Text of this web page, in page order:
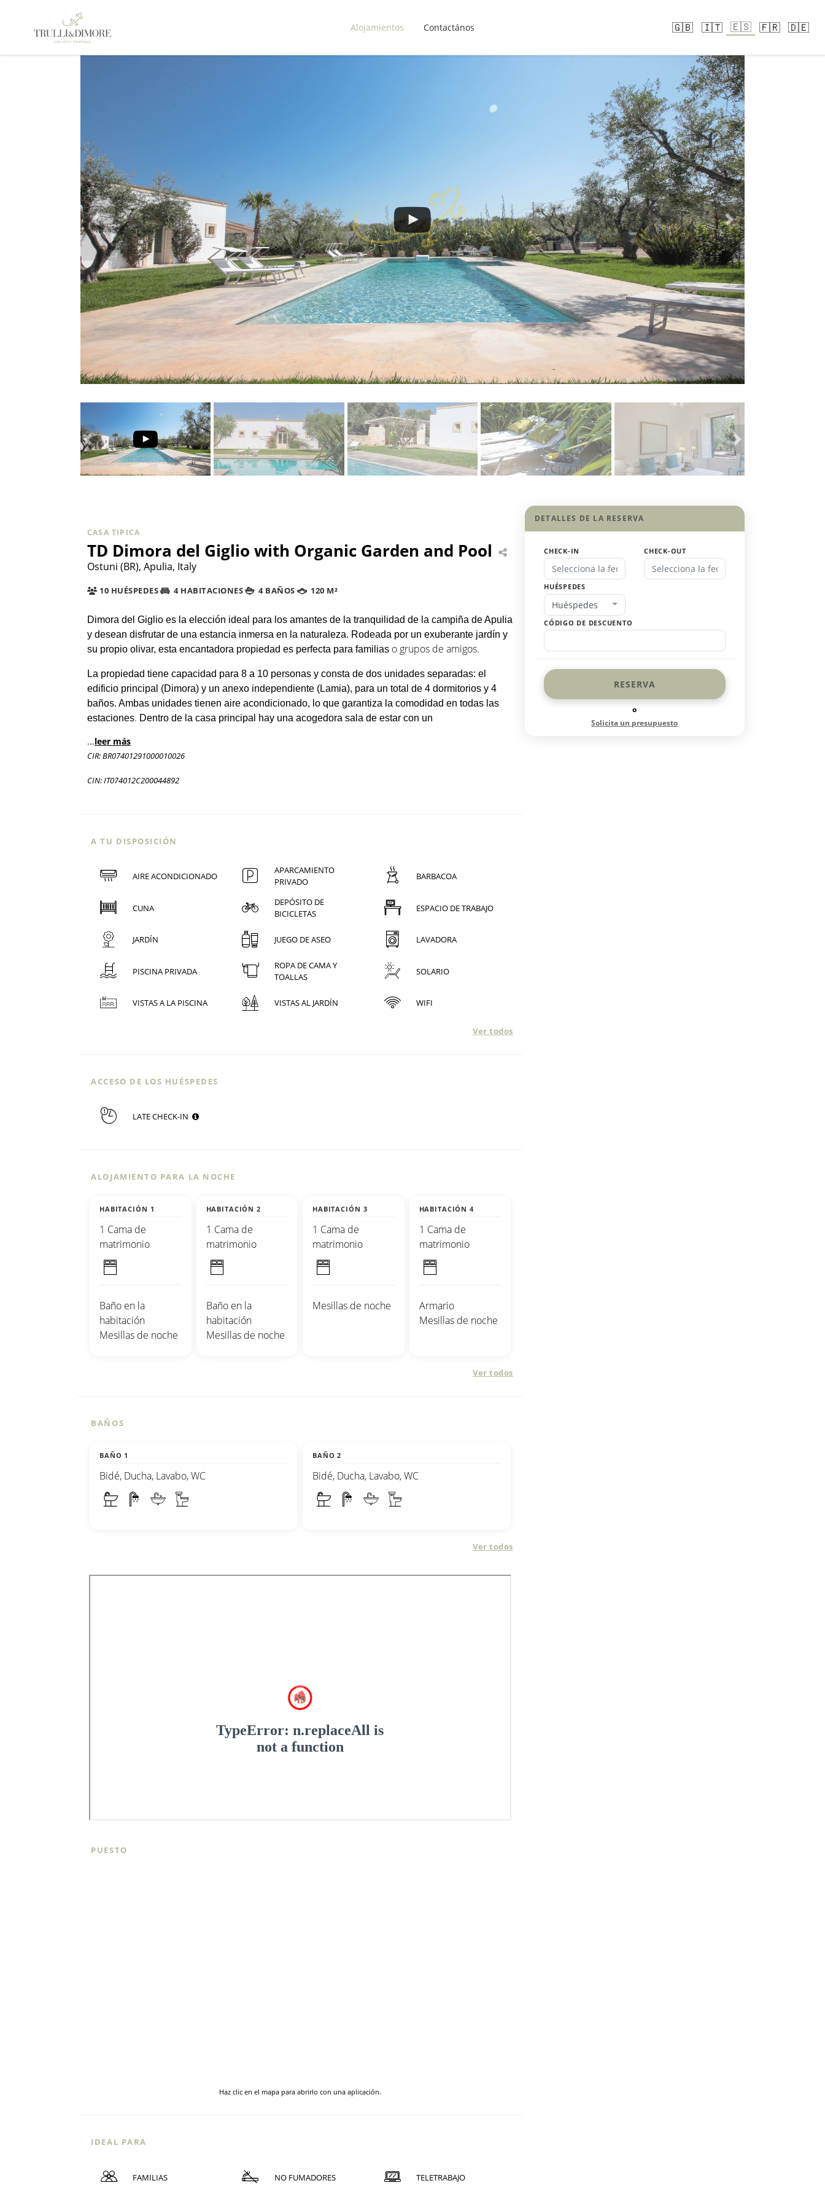
Alojamientos Contactános 🇬🇧 🇮🇹 🇪🇸 🇫🇷 🇩🇪
CASA TIPICA
TD Dimora del Giglio with Organic Garden and Pool
Ostuni (BR), Apulia, Italy
10 HUÉSPEDES 4 HABITACIONES 4 BAÑOS 120 M²
Dimora del Giglio es la elección ideal para los amantes de la tranquilidad de la campiña de Apulia
y desean disfrutar de una estancia inmersa en la naturaleza. Rodeada por un exuberante jardín y
su propio olivar, esta encantadora propiedad es perfecta para familias o grupos de amigos.
La propiedad tiene capacidad para 8 a 10 personas y consta de dos unidades separadas: el
edificio principal (Dimora) y un anexo independiente (Lamia), para un total de 4 dormitorios y 4
baños. Ambas unidades tienen aire acondicionado, lo que garantiza la comodidad en todas las
estaciones. Dentro de la casa principal hay una acogedora sala de estar con un
...leer más
CIR: BR07401291000010026
CIN: IT074012C200044892
A TU DISPOSICIÓN
AIRE ACONDICIONADO
APARCAMIENTO
PRIVADO
BARBACOA
CUNA
DEPÓSITO DE
BICICLETAS
ESPACIO DE TRABAJO
JARDÍN JUEGO DE ASEO LAVADORA
PISCINA PRIVADA
ROPA DE CAMA Y
TOALLAS
SOLARIO
VISTAS A LA PISCINA VISTAS AL JARDÍN WIFI
Ver todos
ACCESO DE LOS HUÉSPEDES
LATE CHECK-IN
ALOJAMIENTO PARA LA NOCHE
HABITACIÓN 1
1 Cama de
matrimonio
Baño en la
habitación
Mesillas de noche
HABITACIÓN 2
1 Cama de
matrimonio
Baño en la
habitación
Mesillas de noche
HABITACIÓN 3
1 Cama de
matrimonio
Mesillas de noche
HABITACIÓN 4
1 Cama de
matrimonio
Armario
Mesillas de noche
Ver todos
BAÑOS
BAÑO 1
Bidé, Ducha, Lavabo, WC
BAÑO 2
Bidé, Ducha, Lavabo, WC
Ver todos
PUESTO
Haz clic en el mapa para abrirlo con una aplicación.
IDEAL PARA
FAMILIAS NO FUMADORES TELETRABAJO
DETALLES DE LA RESERVA
CHECK-IN CHECK-OUT
HUÉSPEDES
Huéspedes
CÓDIGO DE DESCUENTO
RESERVA
o
Solicita un presupuesto